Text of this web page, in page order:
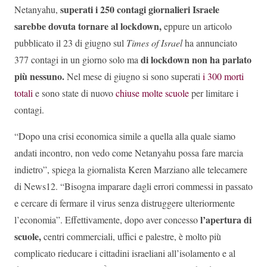
Netanyahu, superati i 250 contagi giornalieri Israele
sarebbe dovuta tornare al lockdown,eppure un articolo
pubblicato il 23 di giugno sul Times of Israelha annunciato
377 contagi in un giorno solo madi lockdown non ha parlato
più nessuno.Nel mese di giugno si sono superatii 300 morti
totalie sono state di nuovochiuse molte scuoleper limitare i
contagi.
“Dopo una crisi economica simile a quella alla quale siamo
andati incontro, non vedo come Netanyahu possa fare marcia
indietro”, spiega la giornalista Keren Marziano alle telecamere
di News12. “Bisogna imparare dagli errori commessi in passato
e cercare di fermare il virus senza distruggere ulteriormente
l’economia”. Effettivamente, dopo aver concessol’apertura di
scuole,centri commerciali, uffici e palestre, è molto più
complicato rieducare i cittadini israeliani all’isolamento e al